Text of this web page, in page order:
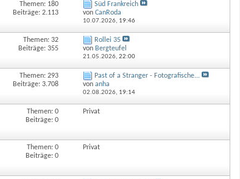
Themen: 180
Beiträge: 2.113
Süd Frankreich
von CanRoda
10.07.2026, 19:46
Themen: 32
Beiträge: 355
Rollei 35
von Bergteufel
21.05.2026, 22:00
Themen: 293
Beiträge: 3.708
Past of a Stranger - Fotografische...
von anha
02.08.2026, 19:14
Themen: 0
Beiträge: 0
Privat
Themen: 0
Beiträge: 0
Privat